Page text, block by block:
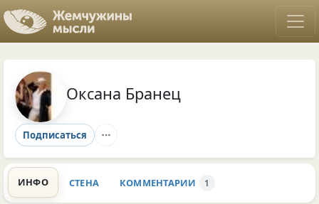
Оксана Бранец
Подписаться
ИНФО СТЕНА КОММЕНТАРИИ 1